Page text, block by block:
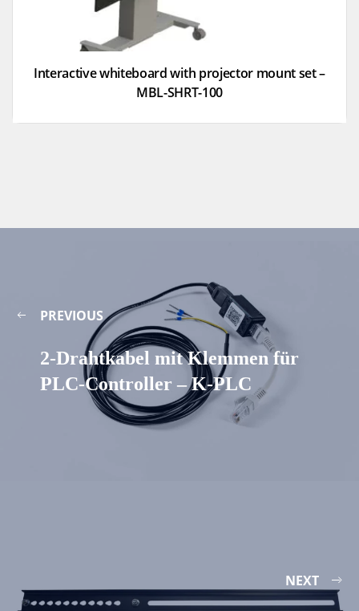
Interactive whiteboard with projector mount set –
MBL-SHRT-100
PREVIOUS
2-Drahtkabel mit Klemmen für
PLC-Controller – K-PLC
NEXT